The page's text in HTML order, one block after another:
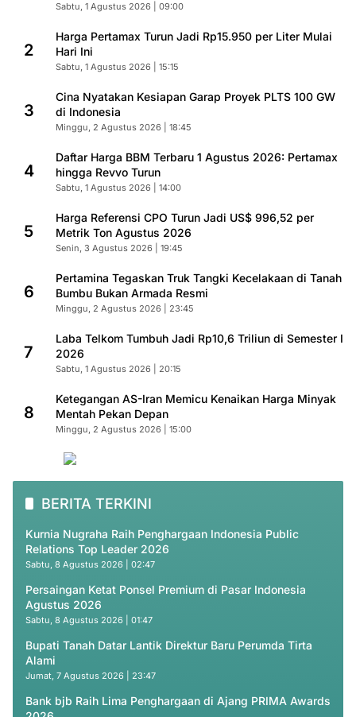
Sabtu, 1 Agustus 2026 | 09:00
2
Harga Pertamax Turun Jadi Rp15.950 per Liter Mulai
Hari Ini
Sabtu, 1 Agustus 2026 | 15:15
3
Cina Nyatakan Kesiapan Garap Proyek PLTS 100 GW
di Indonesia
Minggu, 2 Agustus 2026 | 18:45
4
Daftar Harga BBM Terbaru 1 Agustus 2026: Pertamax
hingga Revvo Turun
Sabtu, 1 Agustus 2026 | 14:00
5
Harga Referensi CPO Turun Jadi US$ 996,52 per
Metrik Ton Agustus 2026
Senin, 3 Agustus 2026 | 19:45
6
Pertamina Tegaskan Truk Tangki Kecelakaan di Tanah
Bumbu Bukan Armada Resmi
Minggu, 2 Agustus 2026 | 23:45
7
Laba Telkom Tumbuh Jadi Rp10,6 Triliun di Semester I
2026
Sabtu, 1 Agustus 2026 | 20:15
8
Ketegangan AS-Iran Memicu Kenaikan Harga Minyak
Mentah Pekan Depan
Minggu, 2 Agustus 2026 | 15:00
BERITA TERKINI
Kurnia Nugraha Raih Penghargaan Indonesia Public
Relations Top Leader 2026
Sabtu, 8 Agustus 2026 | 02:47
Persaingan Ketat Ponsel Premium di Pasar Indonesia
Agustus 2026
Sabtu, 8 Agustus 2026 | 01:47
Bupati Tanah Datar Lantik Direktur Baru Perumda Tirta
Alami
Jumat, 7 Agustus 2026 | 23:47
Bank bjb Raih Lima Penghargaan di Ajang PRIMA Awards